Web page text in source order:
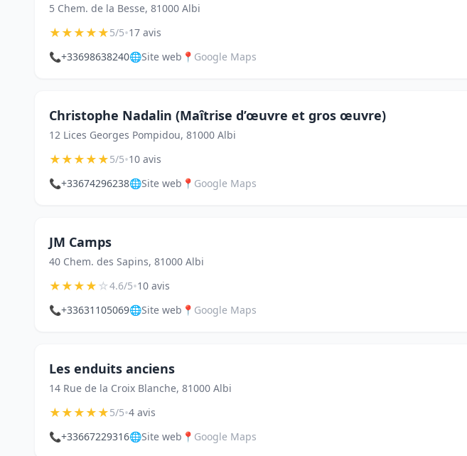
5 Chem. de la Besse, 81000 Albi
★★★★★5/5•17 avis
📞+33698638240🌐Site web 📍 Google Maps
Christophe Nadalin (Maîtrise d’œuvre et gros œuvre)
12 Lices Georges Pompidou, 81000 Albi
★★★★★5/5•10 avis
📞+33674296238🌐Site web 📍 Google Maps
JM Camps
40 Chem. des Sapins, 81000 Albi
★★★★☆4.6/5•10 avis
📞+33631105069🌐Site web 📍 Google Maps
Les enduits anciens
14 Rue de la Croix Blanche, 81000 Albi
★★★★★5/5•4 avis
📞+33667229316🌐Site web 📍 Google Maps